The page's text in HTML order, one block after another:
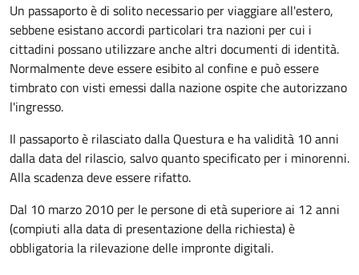
Un passaporto è di solito necessario per viaggiare all'estero,
sebbene esistano accordi particolari tra nazioni per cui i
cittadini possano utilizzare anche altri documenti di identità.
Normalmente deve essere esibito al confine e può essere
timbrato con visti emessi dalla nazione ospite che autorizzano
l'ingresso.
Il passaporto è rilasciato dalla Questura e ha validità 10 anni
dalla data del rilascio, salvo quanto specificato per i minorenni.
Alla scadenza deve essere rifatto.
Dal 10 marzo 2010 per le persone di età superiore ai 12 anni
(compiuti alla data di presentazione della richiesta) è
obbligatoria la rilevazione delle impronte digitali.